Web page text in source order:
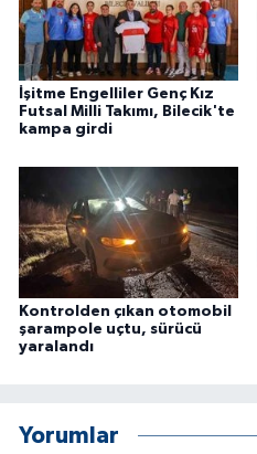
İşitme Engelliler Genç Kız
Futsal Milli Takımı, Bilecik'te
kampa girdi
Kontrolden çıkan otomobil
şarampole uçtu, sürücü
yaralandı
Yorumlar